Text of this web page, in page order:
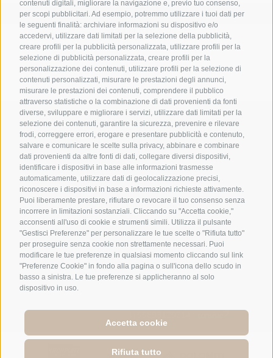
contenuti digitali, migliorare la navigazione e, previo tuo consenso,
per scopi pubblicitari. Ad esempio, potremmo utilizzare i tuoi dati per
le seguenti finalità: archiviare informazioni su dispositivo e/o
accedervi, utilizzare dati limitati per la selezione della pubblicità,
creare profili per la pubblicità personalizzata, utilizzare profili per la
selezione di pubblicità personalizzata, creare profili per la
personalizzazione dei contenuti, utilizzare profili per la selezione di
contenuti personalizzati, misurare le prestazioni degli annunci,
misurare le prestazioni dei contenuti, comprendere il pubblico
attraverso statistiche o la combinazione di dati provenienti da fonti
diverse, sviluppare e migliorare i servizi, utilizzare dati limitati per la
selezione dei contenuti, garantire la sicurezza, prevenire e rilevare
frodi, correggere errori, erogare e presentare pubblicità e contenuto,
salvare e comunicare le scelte sulla privacy, abbinare e combinare
dati provenienti da altre fonti di dati, collegare diversi dispositivi,
identificare i dispositivi in base alle informazioni trasmesse
automaticamente, utilizzare dati di geolocalizzazione precisi,
riconoscere i dispositivi in base a informazioni richieste attivamente.
Puoi liberamente prestare, rifiutare o revocare il tuo consenso senza
incorrere in limitazioni sostanziali. Cliccando su "Accetta cookie,"
acconsenti all'uso di cookie e strumenti simili. Utilizza il pulsante
"Gestisci Preferenze" per personalizzare le tue scelte o "Rifiuta tutto"
per proseguire senza cookie non strettamente necessari. Puoi
modificare le tue preferenze in qualsiasi momento cliccando sul link
"Preferenze Cookie" in fondo alla pagina o sull'icona dello scudo in
basso a sinistra. Le tue preferenze si applicheranno al solo
dispositivo in uso.
Accetta cookie
Rifiuta tutto
ABBONARSI
GALLERIA
+39 0474 548009
info@hotelreischach.com
Mappa & Dove
siamo
© 2026 Hotel Reischach | Via Prack zu Asch 10 | I-39031
Riscone/Brunico (BZ)
Tel +39 0474 548009 | Fax +39 0474 550839